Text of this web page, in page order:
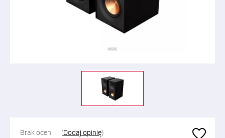
Brak ocen (Dodaj opinię)